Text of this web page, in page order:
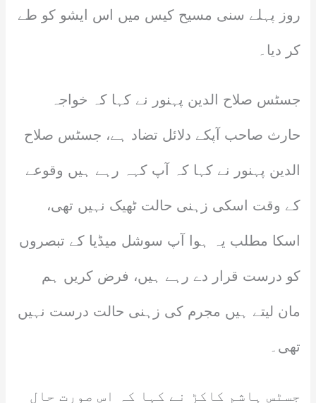
روز پہلے سنی مسیح کیس میں اس ایشو کو طے
کر دیا۔
جسٹس صلاح الدین پہنور نے کہا کہ خواجہ
حارث صاحب آپکے دلائل تضاد ہے، جسٹس صلاح
الدین پہنور نے کہا کہ آپ کہہ رہے ہیں وقوعے
کے وقت اسکی زہنی حالت ٹھیک نہیں تھی،
اسکا مطلب یہ ہوا آپ سوشل میڈیا کے تبصروں
کو درست قرار دے رہے ہیں، فرض کریں ہم
مان لیتے ہیں مجرم کی زہنی حالت درست نہیں
تھی۔
جسٹس ہاشم کاکڑ نے کہا کہ اس صورت حال